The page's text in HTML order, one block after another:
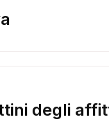
degli